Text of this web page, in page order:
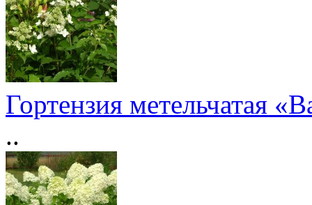
Гортензия метельчатая
..